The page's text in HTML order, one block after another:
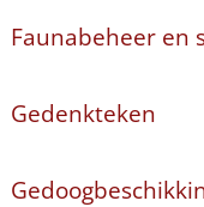
Faunabeheer en
Gedenkteken